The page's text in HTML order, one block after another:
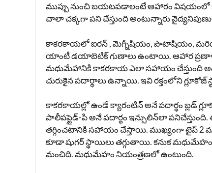
ముప్పు నుంచి బయటపడాలంటే ఆహారం
చాలా చక్కగా పని చేస్తుంది అంటున్నారు
కాకరకాయలో ఐరన్ , మెగ్నీషియం, పొటాషియం,
యాంటీ డయాబెటిక్ గుణాలు ఉంటాయి. ఆహార
మధుమేహానికి కాకరకాయ ఎలా సహాయం చేస్తుంది
చురుకైన పదార్ధాలు ఉన్నాయి. ఇవి రక్తంలోని గ్లూకోజ్
కాకరకాయల్లో ఉండే క్యారంటిన్ అనే పదార్థం బ్లడ్
పాలీపప్టైడ్-పి అనే పదార్థం ఇన్సులిన్‌లా
తగ్గించటానికి సహాయం చేస్తాయి. ముఖ్యంగా టైప్ 2
కూడా షుగర్ స్థాయిలు తగ్గుతాయి. కనుక
మంచిది. మధుమేహం నియంత్రణలో ఉంటుంది.